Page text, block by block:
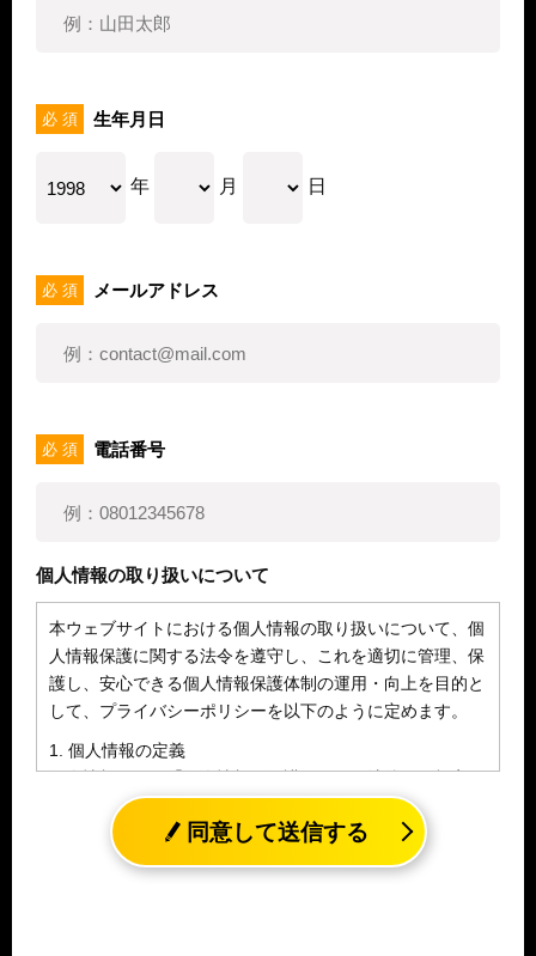
必 須 生年月日
年 月 日
必 須 メールアドレス
必 須 電話番号
個人情報の取り扱いについて
本ウェブサイトにおける個人情報の取り扱いについて、個
人情報保護に関する法令を遵守し、これを適切に管理、保
護し、安心できる個人情報保護体制の運用・向上を目的と
して、プライバシーポリシーを以下のように定めます。
1. 個人情報の定義
個人情報とは、「個人情報の保護に関する法律」に規定さ
れる生存する個人に関する情報であって、氏名、生年月日
その他の記述等により特定の個人を識別することができる
情報（個人識別情報）を指します。
同意して送信する